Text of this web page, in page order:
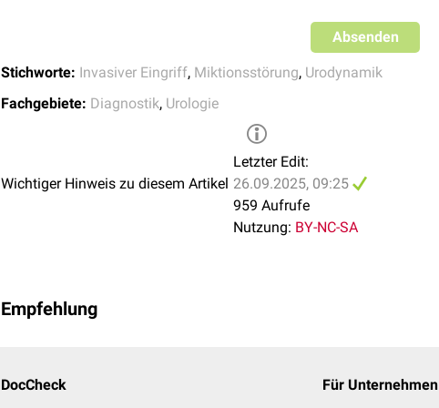
Absenden
Stichworte: Invasiver Eingriff, Miktionsstörung, Urodynamik
Fachgebiete: Diagnostik, Urologie
Wichtiger Hinweis zu diesem Artikel
Letzter Edit:
26.09.2025, 09:25
959 Aufrufe
Nutzung: BY-NC-SA
Empfehlung
DocCheck Für Unternehmen